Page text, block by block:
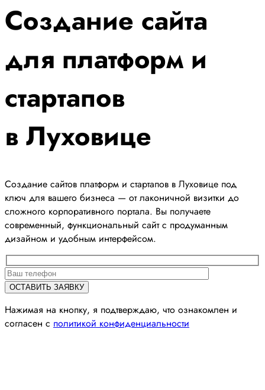
Создание сайта
для платформ и
стартапов
в Луховице
Создание сайтов платформ и стартапов в Луховице под
ключ для вашего бизнеса — от лаконичной визитки до
сложного корпоративного портала. Вы получаете
современный, функциональный сайт с продуманным
дизайном и удобным интерфейсом.
Нажимая на кнопку, я подтверждаю, что ознакомлен и
согласен с политикой конфиденциальности